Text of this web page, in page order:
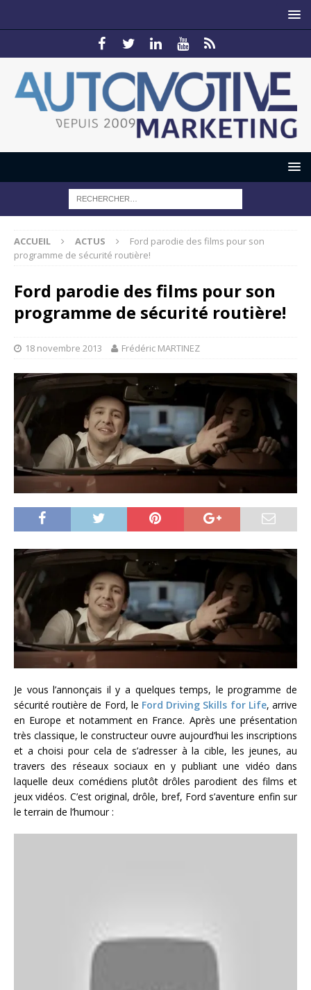
ACCUEIL ACTUS
Ford parodie des films pour son
programme de sécurité routière!
Ford parodie des films pour son
programme de sécurité routière!
18 novembre 2013 Frédéric MARTINEZ
Je vous l’annonçais il y a quelques temps, le programme de
sécurité routière de Ford, le Ford Driving Skills for Life, arrive
en Europe et notamment en France. Après une présentation
très classique, le constructeur ouvre aujourd’hui les inscriptions
et a choisi pour cela de s’adresser à la cible, les jeunes, au
travers des réseaux sociaux en y publiant une vidéo dans
laquelle deux comédiens plutôt drôles parodient des films et
jeux vidéos. C’est original, drôle, bref, Ford s’aventure enfin sur
le terrain de l’humour :